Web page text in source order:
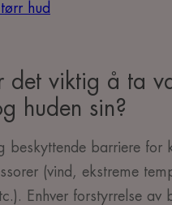
hud
det viktig å ta
huden sin?
beskyttende barriere for
(vind, ekstreme
Enhver forstyrrelse av